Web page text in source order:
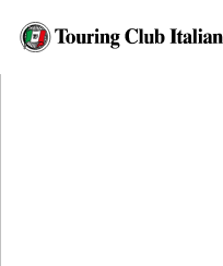
HOME